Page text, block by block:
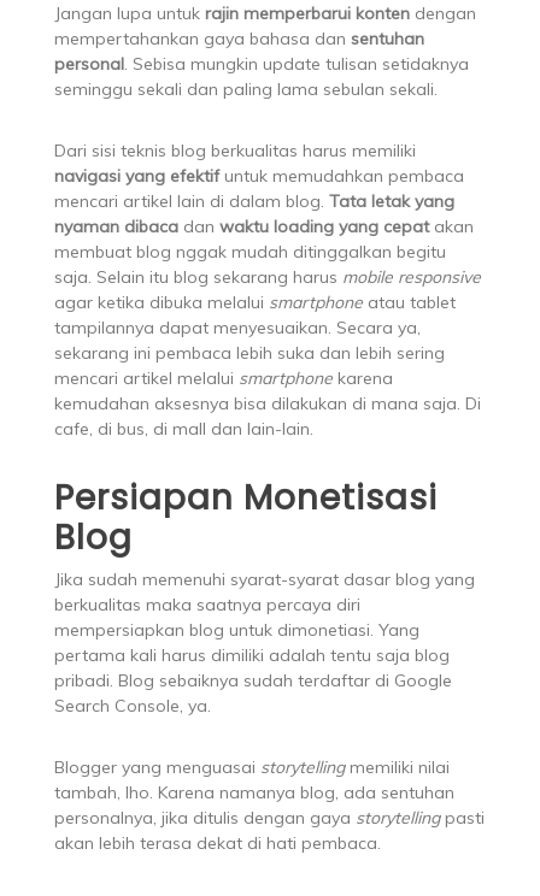
Jangan lupa untuk rajin memperbarui kontendengan
mempertahankan gaya bahasa dan sentuhan
personal. Sebisa mungkin update tulisan setidaknya
seminggu sekali dan paling lama sebulan sekali.
Dari sisi teknis blog berkualitas harus memiliki
navigasi yang efektifuntuk memudahkan pembaca
mencari artikel lain di dalam blog. Tata letak yang
nyaman dibaca dan waktu loading yang cepat akan
membuat blog nggak mudah ditinggalkan begitu
saja. Selain itu blog sekarang harus mobile responsive
agar ketika dibuka melalui smartphone atau tablet
tampilannya dapat menyesuaikan. Secara ya,
sekarang ini pembaca lebih suka dan lebih sering
mencari artikel melalui smartphone karena
kemudahan aksesnya bisa dilakukan di mana saja. Di
cafe, di bus, di mall dan lain-lain.
Persiapan Monetisasi
Blog
Jika sudah memenuhi syarat-syarat dasar blog yang
berkualitas maka saatnya percaya diri
mempersiapkan blog untuk dimonetiasi. Yang
pertama kali harus dimiliki adalah tentu saja blog
pribadi. Blog sebaiknya sudah terdaftar di Google
Search Console, ya.
Blogger yang menguasai storytellingmemiliki nilai
tambah, lho. Karena namanya blog, ada sentuhan
personalnya, jika ditulis dengan gaya storytellingpasti
akan lebih terasa dekat di hati pembaca.